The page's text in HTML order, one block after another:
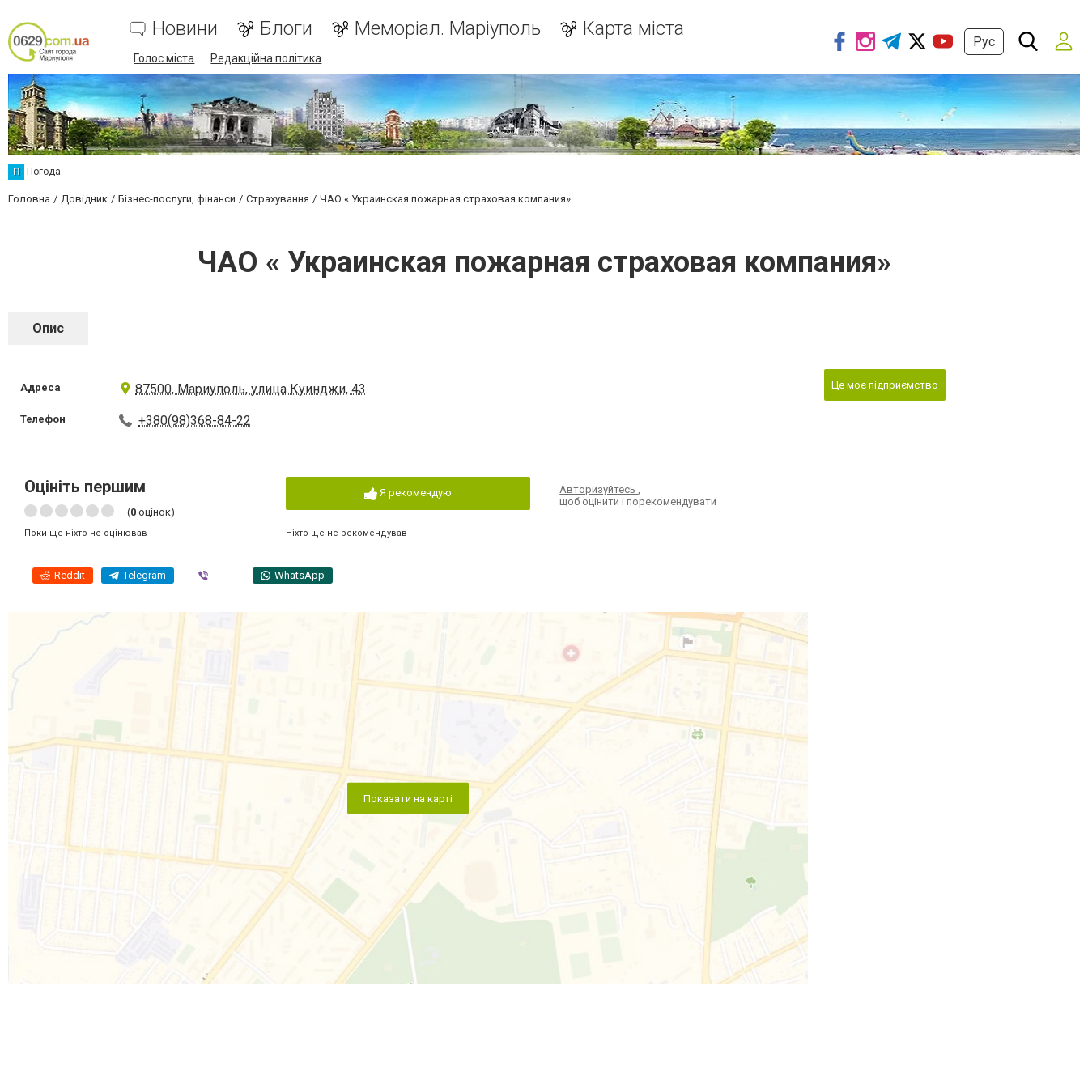
Новини Блоги Меморіал. Маріуполь Карта міста
Голос міста Редакційна політика
Рус
П Погода
Головна Довідник Бізнес-послуги, фінанси Страхування ЧАО « Украинская пожарная страховая компания»
ЧАО « Украинская пожарная страховая компания»
Опис
Адреса 87500, Мариуполь, улица Куинджи, 43
Телефон +380(98)368-84-22
Оцініть першим
(0 оцінок)
Поки ще ніхто не оцінював
Я рекомендую
Ніхто ще не рекомендував
Авторизуйтесь,
щоб оцінити і порекомендувати
Reddit Telegram WhatsApp
Показати на карті
Це моє підприємство